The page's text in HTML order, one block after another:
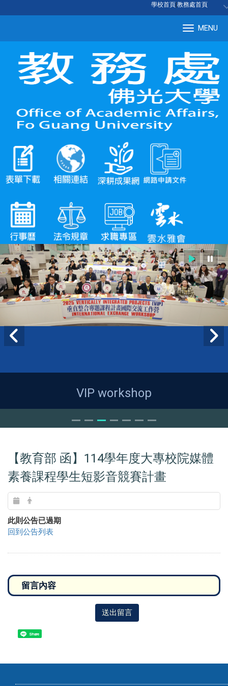
學校首頁 教務處首頁
MENU
VIP workshop
【教育部 函】114學年度大專校院媒體
素養課程學生短影音競賽計畫
此則公告已過期
回到公告列表
送出留言
Share